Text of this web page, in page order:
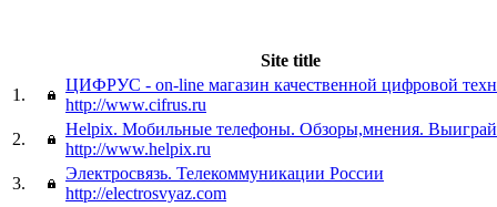
Site title
1.
ЦИФРУС - on-line магазин качественной цифровой
http://www.cifrus.ru
2.
Helpix. Мобильные телефоны. Обзоры,мнения.
http://www.helpix.ru
3.
Электросвязь. Телекоммуникации России
http://electrosvyaz.com